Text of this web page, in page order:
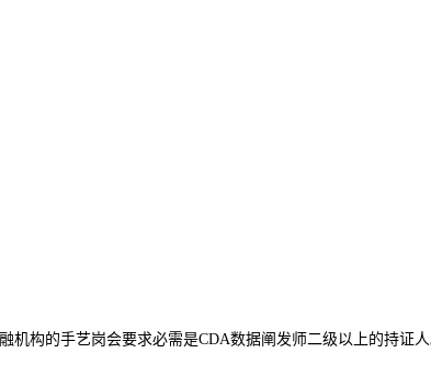
的手艺岗会要求必需是CDA数据阐发师二级以上的持证